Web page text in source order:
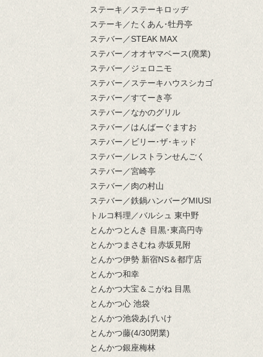
ステーキ／ステーキロッヂ
ステーキ／たくあん･牡丹亭
ステバー／STEAK MAX
ステバー／オオヤマベース(廃業)
ステバー／ジェロニモ
ステバー／ステーキハウスシカゴ
ステバー／すてーき亭
ステバー／なかのグリル
ステバー／はんばーぐますお
ステバー／ビリー･ザ･キッド
ステバー／レストランせんごく
ステバー／宮崎亭
ステバー／肉の村山
ステバー／鉄鍋ハンバーグMIUSI
トルコ料理／バルシュ 東中野
とんかつとんき 目黒･東高円寺
とんかつまさむね 赤坂見附
とんかつ伊勢 新宿NS＆都庁店
とんかつ和幸
とんかつ大宝＆こがね 目黒
とんかつ心 池袋
とんかつ池袋あげいけ
とんかつ藤(4/30閉業)
とんかつ銀座梅林